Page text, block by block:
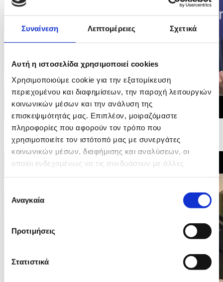
Συναίνεση Λεπτομέρειες Σχετικά
Αυτή η ιστοσελίδα χρησιμοποιεί cookies
Χρησιμοποιούμε cookie για την εξατομίκευση
περιεχομένου και διαφημίσεων, την παροχή λειτουργιών
κοινωνικών μέσων και την ανάλυση της
επισκεψιμότητάς μας. Επιπλέον, μοιραζόμαστε
πληροφορίες που αφορούν τον τρόπο που
χρησιμοποιείτε τον ιστότοπό μας με συνεργάτες
κοινωνικών μέσων, διαφήμισης και αναλύσεων, οι
οποίοι ενδεχομένως να τις συνδυάσουν με άλλες
των υπηρεσιών τους.
συγκατάθεσης
Αναγκαία
Προτιμήσεις
Στατιστικά
16/06/2026 09:01
Ψηφοφορία στην Επιτροπή Ευρωκοινοβουλίου και
υπογραφή συμφωνίας δικαιώματων επιβατών...